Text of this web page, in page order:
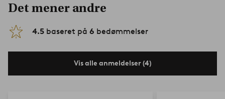
Det mener andre
4.5 baseret på 6 bedømmelser
Vis alle anmeldelser (4)